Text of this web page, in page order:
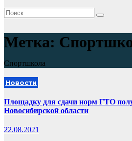
Метка:
Cпортшкола
Новости
Площадку для сдачи норм ГТО
Новосибирской области
22.08.2021